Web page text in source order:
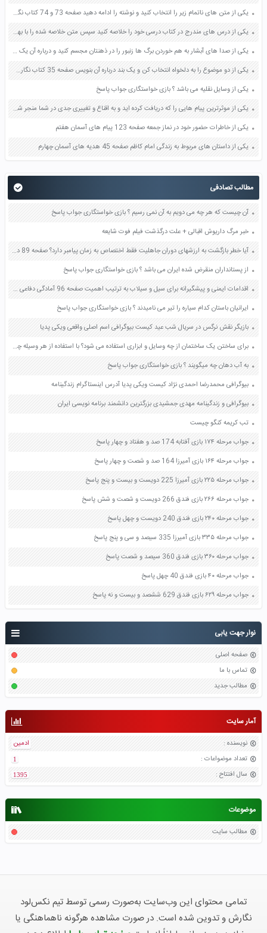
نوار جهت یابی
صفحه اصلی
تماس با ما
مطالب جدید
آمار سایت
نویسنده :
ادمین
تعداد موضواعات :
1
سال افتتاح :
1395
موضوعات
مطالب سایت
یکی از متن های ناتمام زیر را انتخاب کنید و نوشته را ادامه دهید صفحه 73 و 74 کتاب نگارش فارسی پنجم دبستان
یکی از درس های مندرج در کتاب درسی خود را خلاصه کنید سپس متن خلاصه شده را با بهره گیری از روش های دسته بندی نمودار جدول نقشه مفهومی نشان دهید صفحه 118 نگارش یازدهم
یکی از صدا های آبشار به هم خوردن برگ ها زنبور را در ذهنتان مجسم کنید و درباره آن یک بند بنویسید صفحه 11 نگارش پنجم
یکی از دو موضوع را به دلخواه انتخاب کن و یک بند درباره آن بنویس صفحه 35 کتاب نگارش فارسی سوم
یکی از وسایل نقلیه می باشد ؟ بازی خواستگاری جواب پاسخ
یکی از موثرترین پیام هایی را که دریافت کرده اید و به اقناع و تغییری جدی در شما منجر شده است برسی کنید و علت این تاثیر گذاری قابل توجه را بنویسید صفحه 52 تفکر و سواد رسانه ای دهم
یکی از خاطرات حضور خود در نماز جمعه صفحه 123 پیام های آسمان هفتم
یکی از داستان های مربوط به زندگی امام کاظم صفحه 45 هدیه های آسمان چهارم
مطالب تصادفی
آن چیست که هر چه می دویم به آن نمی رسیم ؟ بازی خواستگاری جواب پاسخ
خبر مرگ داریوش اقبالی + علت درگذشت فیلم فوت شایعه
آیا خطر بازگشت به ارزشهای دوران جاهلیت فقط اختصاص به زمان پیامبر دارد؟ صفحه 89 دین و زندگی یازدهم
از پستانداران منقرض شده ایران می باشد ؟ بازی خواستگاری جواب پاسخ
اقدامات ایمنی و پیشگیرانه برای سیل و سیلاب به ترتیب اهمیت صفحه 96 آمادگی دفاعی دهم
ایرانیان باستان کدام سیاره را تیر می نامیدند ؟ بازی خواستگاری جواب پاسخ
بازیگر نقش نرگس در سریال شب عید کیست بیوگرافی اسم اصلی واقعی ویکی پدیا
برای ساختن یک ساختمان از چه وسایل و ابزاری استفاده می شود؟ با استفاده از هر وسیله چه کاری انجام می گیرد؟ صفحه 68 علوم پنجم
به آب دهان چه میگویند ؟ بازی خواستگاری جواب پاسخ
بیوگرافی محمدرضا احمدی نژاد کیست ویکی پدیا آدرس اینستاگرام زندگینامه
بیوگرافی و زندگینامه مهدی جمشیدی بزرگترین دانشمند برنامه نویسی ایران
تب کریمه کنگو چیست
جواب مرحله ۱۷۴ بازی آفتابه 174 صد و هفتاد و چهار پاسخ
جواب مرحله ۱۶۴ بازی آمیرزا 164 صد و شصت و چهار پاسخ
جواب مرحله ۲۲۵ بازی آمیرزا 225 دویست و بیست و پنج پاسخ
جواب مرحله ۲۶۶ بازی فندق 266 دویست و شصت و شش پاسخ
جواب مرحله ۲۴۰ بازی فندق 240 دویست و چهل پاسخ
جواب مرحله ۳۳۵ بازی آمیرزا 335 سیصد و سی و پنج پاسخ
جواب مرحله ۳۶۰ بازی فندق 360 سیصد و شصت پاسخ
جواب مرحله ۴۰ بازی فندق 40 چهل پاسخ
جواب مرحله ۶۲۹ بازی فندق 629 ششصد و بیست و نه پاسخ
تمامی محتوای این وب‌سایت به‌صورت رسمی توسط تیم نکس‌لود
نگارش و تدوین شده است. در صورت مشاهده هرگونه ناهماهنگی یا